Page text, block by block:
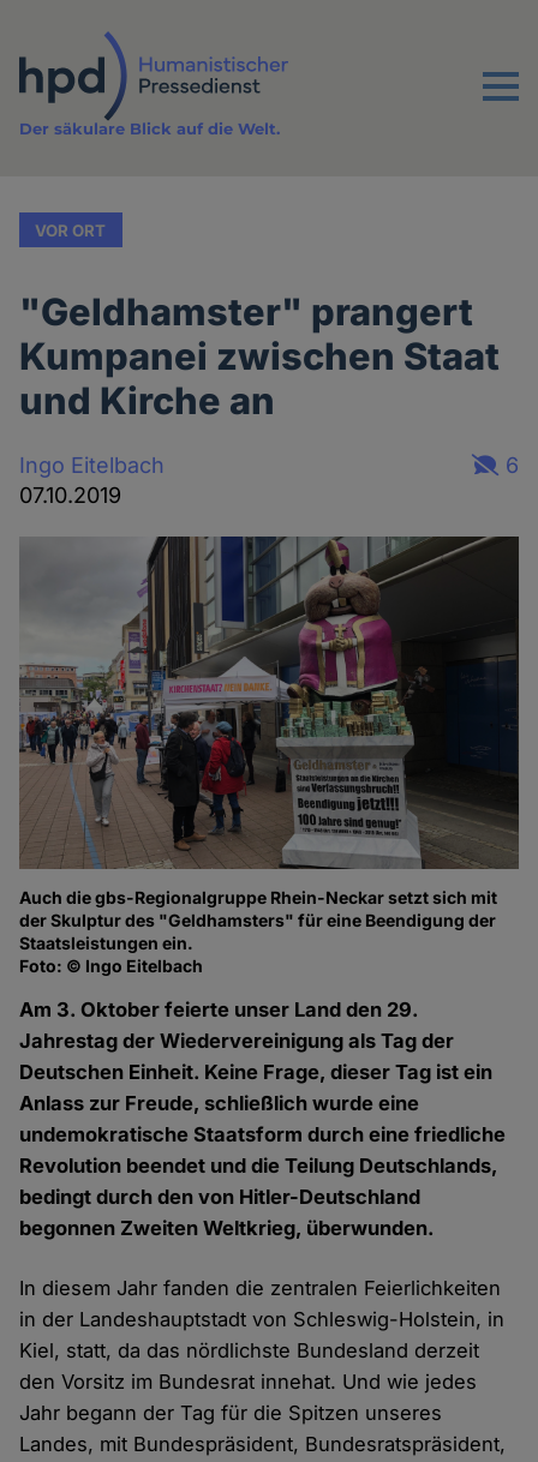
Inhalt
Menu
Der säkulare Blick auf die Welt.
VOR ORT
"Geldhamster" prangert
Kumpanei zwischen Staat
und Kirche an
Ingo Eitelbach
07.10.2019
6
Auch die gbs-Regionalgruppe Rhein-Neckar setzt sich mit
der Skulptur des "Geldhamsters" für eine Beendigung der
Staatsleistungen ein.
Foto: © Ingo Eitelbach
Am 3. Oktober feierte unser Land den 29.
Jahrestag der Wiedervereinigung als Tag der
Deutschen Einheit. Keine Frage, dieser Tag ist ein
Anlass zur Freude, schließlich wurde eine
undemokratische Staatsform durch eine friedliche
Revolution beendet und die Teilung Deutschlands,
bedingt durch den von Hitler-Deutschland
begonnen Zweiten Weltkrieg, überwunden.
In diesem Jahr fanden die zentralen Feierlichkeiten
in der Landeshauptstadt von Schleswig-Holstein, in
Kiel, statt, da das nördlichste Bundesland derzeit
den Vorsitz im Bundesrat innehat. Und wie jedes
Jahr begann der Tag für die Spitzen unseres
Landes, mit Bundespräsident, Bundesratspräsident,